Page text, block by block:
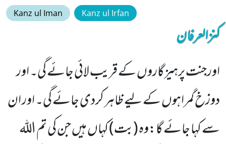
Kanz ul Iman Kanz ul Irfan
کنزالعرفان
اورجنت پرہیزگاروں کے قریب لائی جائے گی۔ اور
دوزخ گمراہوں کے لیے ظاہر کردی جائے گی۔ اور ان
سے کہا جائے گا:وہ (بت) کہاں ہیں جن کی تم اللہ